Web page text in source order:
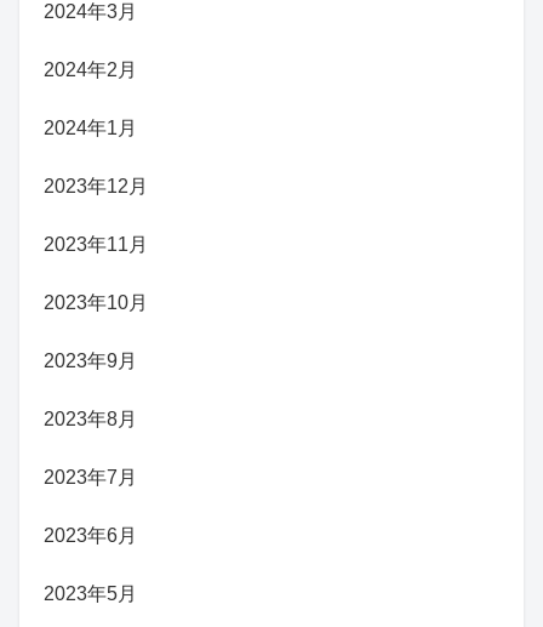
2024年3月
2024年2月
2024年1月
2023年12月
2023年11月
2023年10月
2023年9月
2023年8月
2023年7月
2023年6月
2023年5月